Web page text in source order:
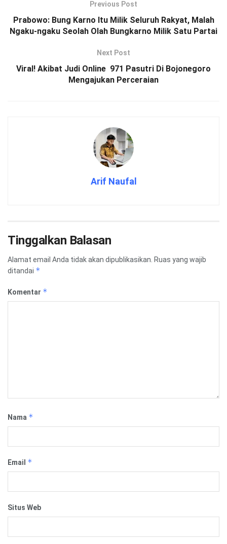
Previous Post
Prabowo: Bung Karno Itu Milik Seluruh Rakyat, Malah
Ngaku-ngaku Seolah Olah Bungkarno Milik Satu Partai
Next Post
Viral! Akibat Judi Online 971 Pasutri Di Bojonegoro
Mengajukan Perceraian
Arif Naufal
Tinggalkan Balasan
Alamat email Anda tidak akan dipublikasikan. Ruas yang wajib
ditandai *
Komentar *
Nama *
Email *
Situs Web